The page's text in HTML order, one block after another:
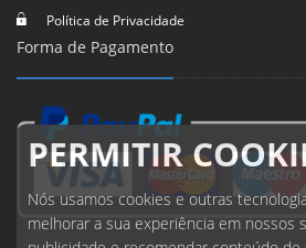
Política de Privacidade
Forma de Pagamento
PERMITIR
Nós usamos cookies e outras
melhorar a sua experiência em nossos